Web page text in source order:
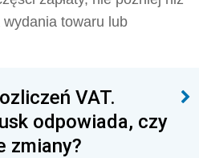
towaru lub
VAT.
odpowiada, czy
zmiany?